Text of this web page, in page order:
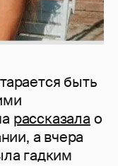
быть
рассказала о
а вчера
гадким